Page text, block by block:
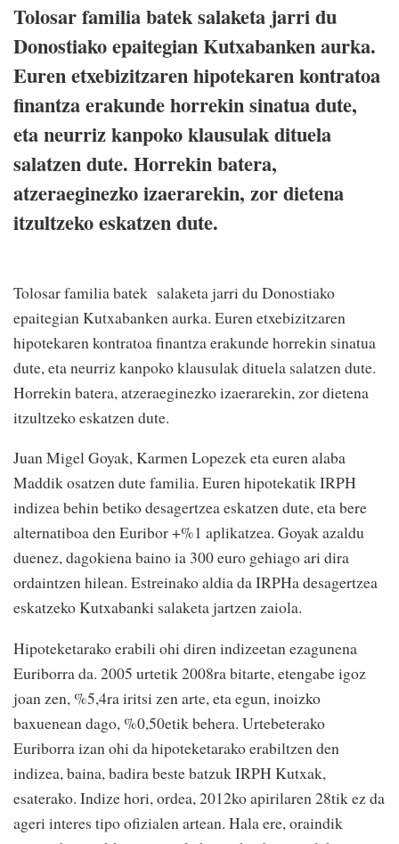
Tolosar familia batek salaketa jarri du
Donostiako epaitegian Kutxabanken aurka.
Euren etxebizitzaren hipotekaren kontratoa
finantza erakunde horrekin sinatua dute,
eta neurriz kanpoko klausulak dituela
salatzen dute. Horrekin batera,
atzeraeginezko izaerarekin, zor dietena
itzultzeko eskatzen dute.
Tolosar familia batek salaketa jarri du Donostiako
epaitegian Kutxabanken aurka. Euren etxebizitzaren
hipotekaren kontratoa finantza erakunde horrekin sinatua
dute, eta neurriz kanpoko klausulak dituela salatzen dute.
Horrekin batera, atzeraeginezko izaerarekin, zor dietena
itzultzeko eskatzen dute.
Juan Migel Goyak, Karmen Lopezek eta euren alaba
Maddik osatzen dute familia. Euren hipotekatik IRPH
indizea behin betiko desagertzea eskatzen dute, eta bere
alternatiboa den Euribor +%1 aplikatzea. Goyak azaldu
duenez, dagokiena baino ia 300 euro gehiago ari dira
ordaintzen hilean. Estreinako aldia da IRPHa desagertzea
eskatzeko Kutxabanki salaketa jartzen zaiola.
Hipoteketarako erabili ohi diren indizeetan ezagunena
Euriborra da. 2005 urtetik 2008ra bitarte, etengabe igoz
joan zen, %5,4ra iritsi zen arte, eta egun, inoizko
baxuenean dago, %0,50etik behera. Urtebeterako
Euriborra izan ohi da hipoteketarako erabiltzen den
indizea, baina, badira beste batzuk IRPH Kutxak,
esaterako. Indize hori, ordea, 2012ko apirilaren 28tik ez da
ageri interes tipo ofizialen artean. Hala ere, oraindik